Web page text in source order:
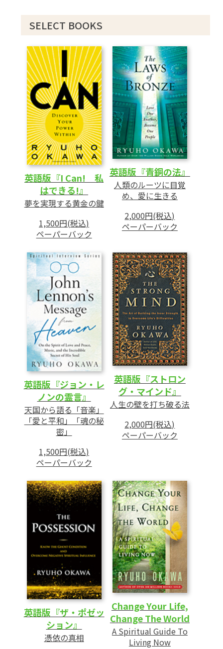
SELECT BOOKS
英語版『I Can! 私
はできる!』
夢を実現する黄金の鍵
1,500円(税込)
ペーパーバック
英語版『青銅の法』
人類のルーツに目覚
め、愛に生きる
2,000円(税込)
ペーパーバック
英語版『ジョン・レ
ノンの霊言』
天国から語る「音楽」
「愛と平和」「魂の秘
密」
1,500円(税込)
ペーパーバック
英語版『ストロン
グ・マインド』
人生の壁を打ち破る法
2,000円(税込)
ペーパーバック
英語版『ザ・ポゼッ
ション』
憑依の真相
Change Your Life,
Change The World
A Spiritual Guide To
Living Now